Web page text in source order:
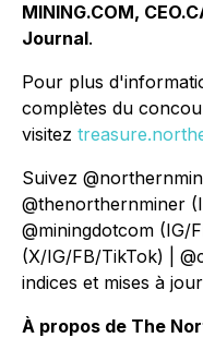
MINING.COM,
Journal.
Pour plus
complètes du
visitez
Suivez
@thenorthernminer
@miningdotcom (IG/
(X/IG/FB/TikTok) |
indices et mises à
À propos de The